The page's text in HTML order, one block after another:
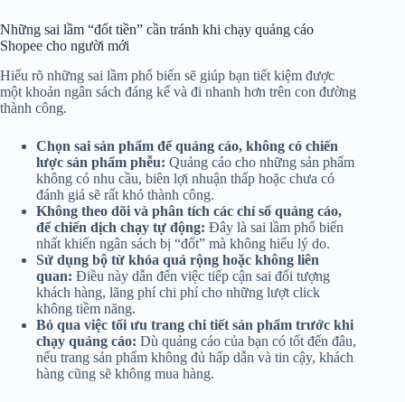
Những sai lầm “đốt tiền” cần tránh khi chạy quảng cáo
Shopee cho người mới
Hiểu rõ những sai lầm phổ biến sẽ giúp bạn tiết kiệm được
một khoản ngân sách đáng kể và đi nhanh hơn trên con đường
thành công.
Chọn sai sản phẩm để quảng cáo, không có chiến
lược sản phẩm phễu: Quảng cáo cho những sản phẩm
không có nhu cầu, biên lợi nhuận thấp hoặc chưa có
đánh giá sẽ rất khó thành công.
Không theo dõi và phân tích các chỉ số quảng cáo,
để chiến dịch chạy tự động: Đây là sai lầm phổ biến
nhất khiến ngân sách bị “đốt” mà không hiểu lý do.
Sử dụng bộ từ khóa quá rộng hoặc không liên
quan: Điều này dẫn đến việc tiếp cận sai đối tượng
khách hàng, lãng phí chi phí cho những lượt click
không tiềm năng.
Bỏ qua việc tối ưu trang chi tiết sản phẩm trước khi
chạy quảng cáo: Dù quảng cáo của bạn có tốt đến đâu,
nếu trang sản phẩm không đủ hấp dẫn và tin cậy, khách
hàng cũng sẽ không mua hàng.